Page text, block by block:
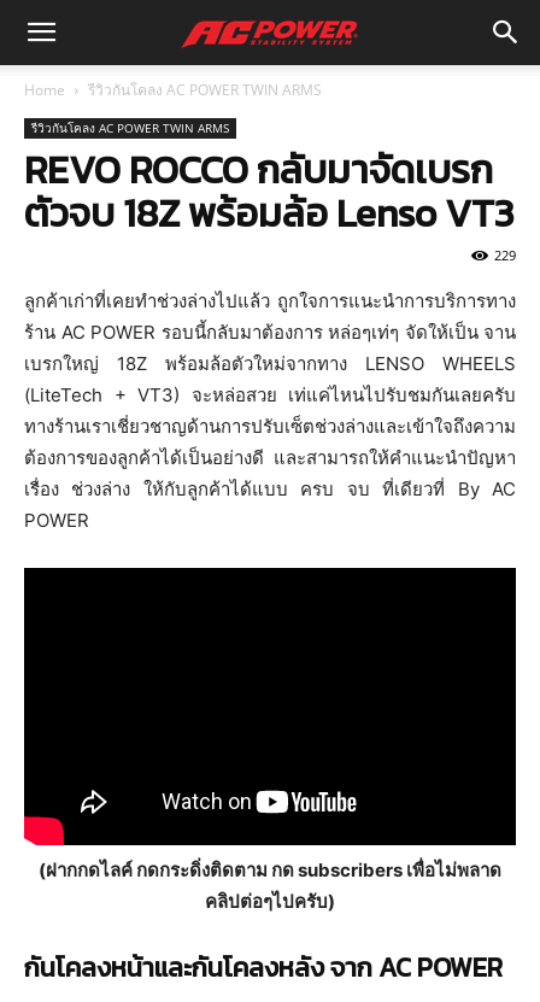
Home รีวิวกันโคลง AC POWER TWIN ARMS
รีวิวกันโคลง AC POWER TWIN ARMS
REVO ROCCO กลับมาจัดเบรก
ตัวจบ 18Z พร้อมล้อ Lenso VT3
229
ลูกค้าเก่าที่เคยทำช่วงล่างไปแล้ว ถูกใจการแนะนำการบริการทาง
ร้าน AC POWER รอบนี้กลับมาต้องการ หล่อๆเท่ๆ จัดให้เป็น จาน
เบรกใหญ่ 18Z พร้อมล้อตัวใหม่จากทาง LENSO WHEELS
(LiteTech + VT3) จะหล่อสวย เท่แค่ไหนไปรับชมกันเลยครับ
ทางร้านเราเชี่ยวชาญด้านการปรับเซ็ตช่วงล่างและเข้าใจถึงความ
ต้องการของลูกค้าได้เป็นอย่างดี และสามารถให้คำแนะนำปัญหา
เรื่อง ช่วงล่าง ให้กับลูกค้าได้แบบ ครบ จบ ที่เดียวที่ By AC
POWER
(ฝากกดไลค์ กดกระดิ่งติดตาม กด subscribers เพื่อไม่พลาด
คลิปต่อๆไปครับ)
กันโคลงหน้าและกันโคลงหลัง จาก AC POWER